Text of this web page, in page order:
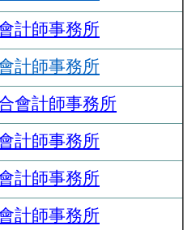
計師事務所
計師事務所
會計師事務所
計師事務所
計師事務所
計師事務所